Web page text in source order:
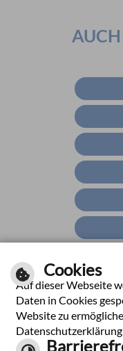
AUCH
Impressum|Hilfe|
Cookies
Auf dieser Webseite
Daten in Cookies
Website zu
Datenschutzerklärung